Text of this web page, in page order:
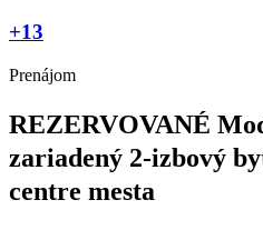
+13
Prenájom
REZERVOVANÉ
zariadený 2-izbový
centre mesta